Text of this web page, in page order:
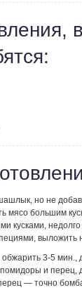
но не
мясо большим
кусками,
выложить
3-5 мин.,
и перец,
— точно